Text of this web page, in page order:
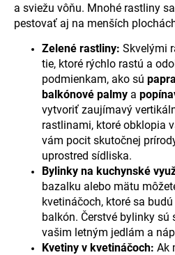
a sviežu vôňu. Mnohé rastliny
pestovať aj na menších
Zelené rastliny: Skvelými
tie, ktoré rýchlo rastú a
podmienkam, ako sú
balkónové palmy a
vytvoriť zaujímavý
rastlinami, ktoré obklopia
vám pocit skutočnej
uprostred sídliska.
Bylinky na kuchynské
bazalku alebo mätu
kvetináčoch, ktoré sa
balkón. Čerstvé bylinky
vašim letným jedlám a
Kvetiny v kvetináčoch: Ak